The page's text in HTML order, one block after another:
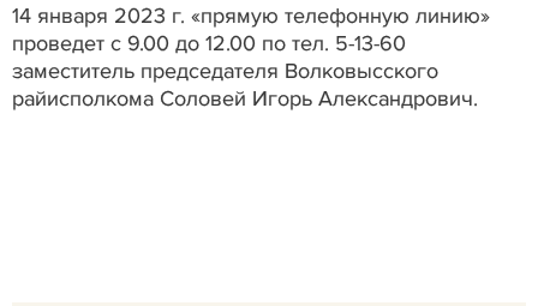
14 января 2023 г. «прямую телефонную линию»
проведет с 9.00 до 12.00 по тел. 5-13-60
заместитель председателя Волковысского
райисполкома Соловей Игорь Александрович.